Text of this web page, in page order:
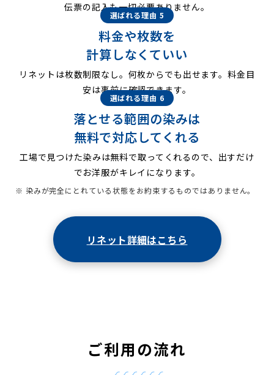
伝票の記入も一切必要ありません。
選ばれる理由 5
料金や枚数を
計算しなくていい
リネットは枚数制限なし。何枚からでも出せます。料金目
安は事前に確認できます。
選ばれる理由 6
落とせる範囲の染みは
無料で対応してくれる
工場で見つけた染みは無料で取ってくれるので、出すだけ
でお洋服がキレイになります。
※ 染みが完全にとれている状態をお約束するものではありません。
リネット詳細はこちら
ご利用の流れ